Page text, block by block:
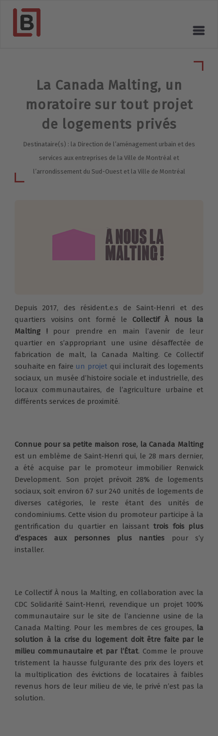
La Canada Malting, un
moratoire sur tout projet
de logements privés
Destinataire(s) : la Direction de l’aménagement urbain et des
services aux entreprises de la Ville de Montréal et
l’arrondissement du Sud-Ouest et la Ville de Montréal
Depuis 2017, des résident.e.s de Saint-Henri et des
quartiers voisins ont formé le Collectif À nous la
Malting !pour prendre en main l’avenir de leur
quartier en s’appropriant une usine désaffectée de
fabrication de malt, la Canada Malting. Ce Collectif
souhaite en faire un projet qui inclurait des logements
sociaux, un musée d’histoire sociale et industrielle, des
locaux communautaires, de l’agriculture urbaine et
différents services de proximité.
Connue pour sa petite maison rose, la Canada Malting
est un emblème de Saint-Henri qui, le 28 mars dernier,
a été acquise par le promoteur immobilier Renwick
Development. Son projet prévoit 28% de logements
sociaux, soit environ 67 sur 240 unités de logements de
diverses catégories, le reste étant des unités de
condominiums. Cette vision du promoteur participe à la
gentrification du quartier en laissant trois fois plus
d’espaces aux personnes plus nanties pour s’y
installer.
Le Collectif À nous la Malting, en collaboration avec la
CDC Solidarité Saint-Henri, revendique un projet 100%
communautaire sur le site de l’ancienne usine de la
Canada Malting. Pour les membres de ces groupes, la
solution à la crise du logement doit être faite par le
milieu communautaire et par l’État. Comme le prouve
tristement la hausse fulgurante des prix des loyers et
la multiplication des évictions de locataires à faibles
revenus hors de leur milieu de vie, le privé n’est pas la
solution.